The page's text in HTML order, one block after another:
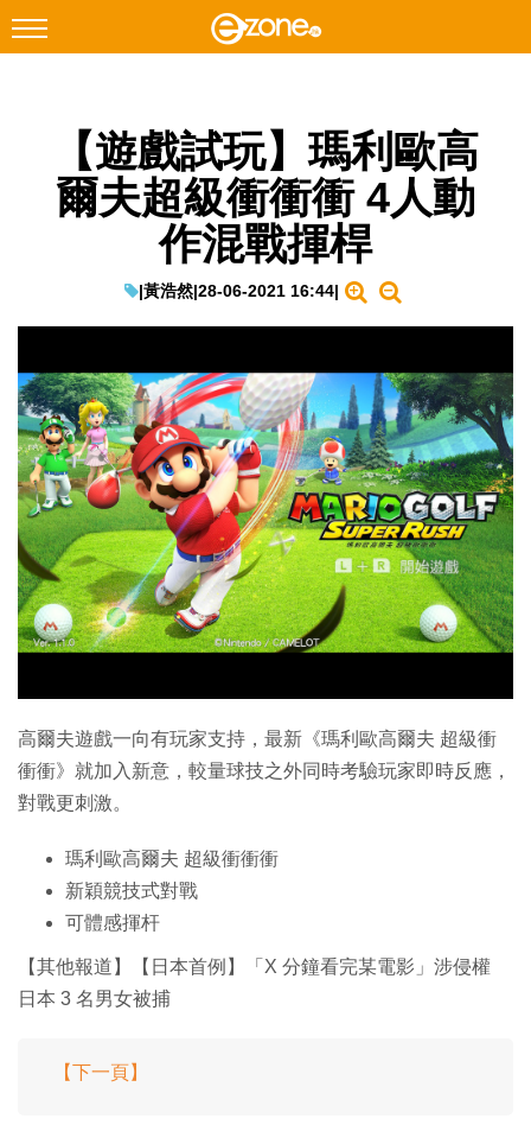
Facebook Instagram
科技焦點
教學評測
EduTech
IT Times
生成式AI與雲端應用
Enterprise Digital Transformation
特集
【遊戲試玩】瑪利歐高
爾夫超級衝衝衝 4人動
作混戰揮桿
|黃浩然|28-06-2021 16:44|
高爾夫遊戲一向有玩家支持，最新《瑪利歐高爾夫 超級衝
衝衝》就加入新意，較量球技之外同時考驗玩家即時反應，
對戰更刺激。
瑪利歐高爾夫 超級衝衝衝
新穎競技式對戰
可體感揮杆
【其他報道】【日本首例】「X 分鐘看完某電影」涉侵權
日本 3 名男女被捕
【下一頁】